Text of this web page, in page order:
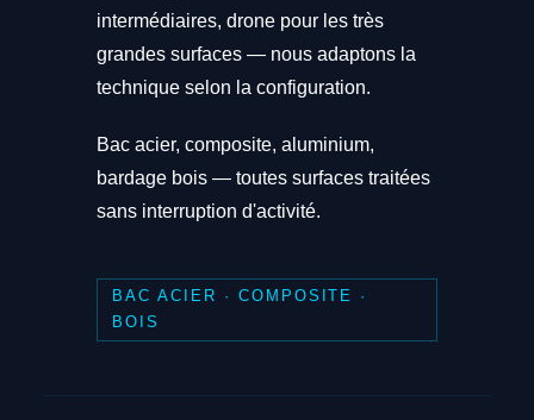
intermédiaires, drone pour les très
grandes surfaces — nous adaptons la
technique selon la configuration.
Bac acier, composite, aluminium,
bardage bois — toutes surfaces traitées
sans interruption d'activité.
BAC ACIER · COMPOSITE ·
BOIS